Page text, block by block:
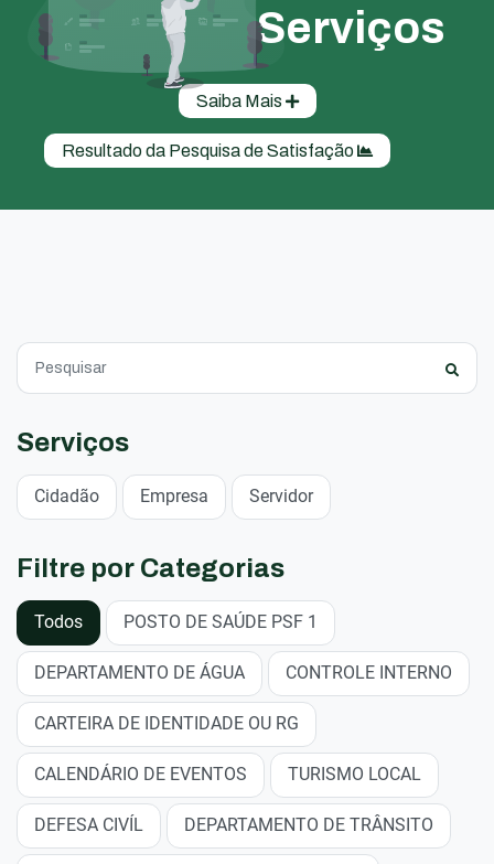
Serviços
Saiba Mais
Resultado da Pesquisa de Satisfação
Serviços
Cidadão Empresa Servidor
Filtre por Categorias
Todos POSTO DE SAÚDE PSF 1
DEPARTAMENTO DE ÁGUA CONTROLE INTERNO
CARTEIRA DE IDENTIDADE OU RG
CALENDÁRIO DE EVENTOS TURISMO LOCAL
DEFESA CIVÍL DEPARTAMENTO DE TRÂNSITO